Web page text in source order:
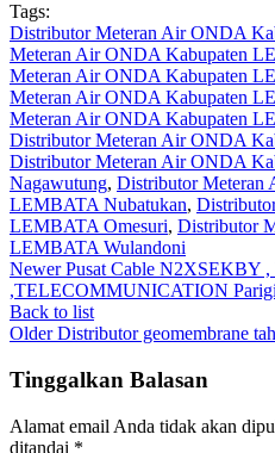
Tags:
Distributor Meteran Air ONDA
Meteran Air ONDA Kabupaten
Meteran Air ONDA Kabupaten
Meteran Air ONDA Kabupaten
Meteran Air ONDA Kabupaten
Distributor Meteran Air ONDA
Distributor Meteran Air ONDA
Nagawutung, Distributor Meteran
LEMBATA Nubatukan,
LEMBATA Omesuri, Distributor
LEMBATA Wulandoni
Newer Pusat Cable N2XSEKBY
,TELECOMMUNICATION
Back to list
Older Distributor geomembrane
Tinggalkan Balasan
Alamat email Anda tidak akan
ditandai *